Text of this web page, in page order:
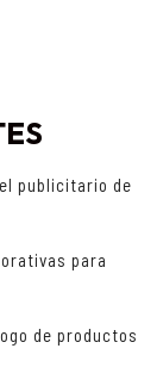
publicitario de
para
de productos